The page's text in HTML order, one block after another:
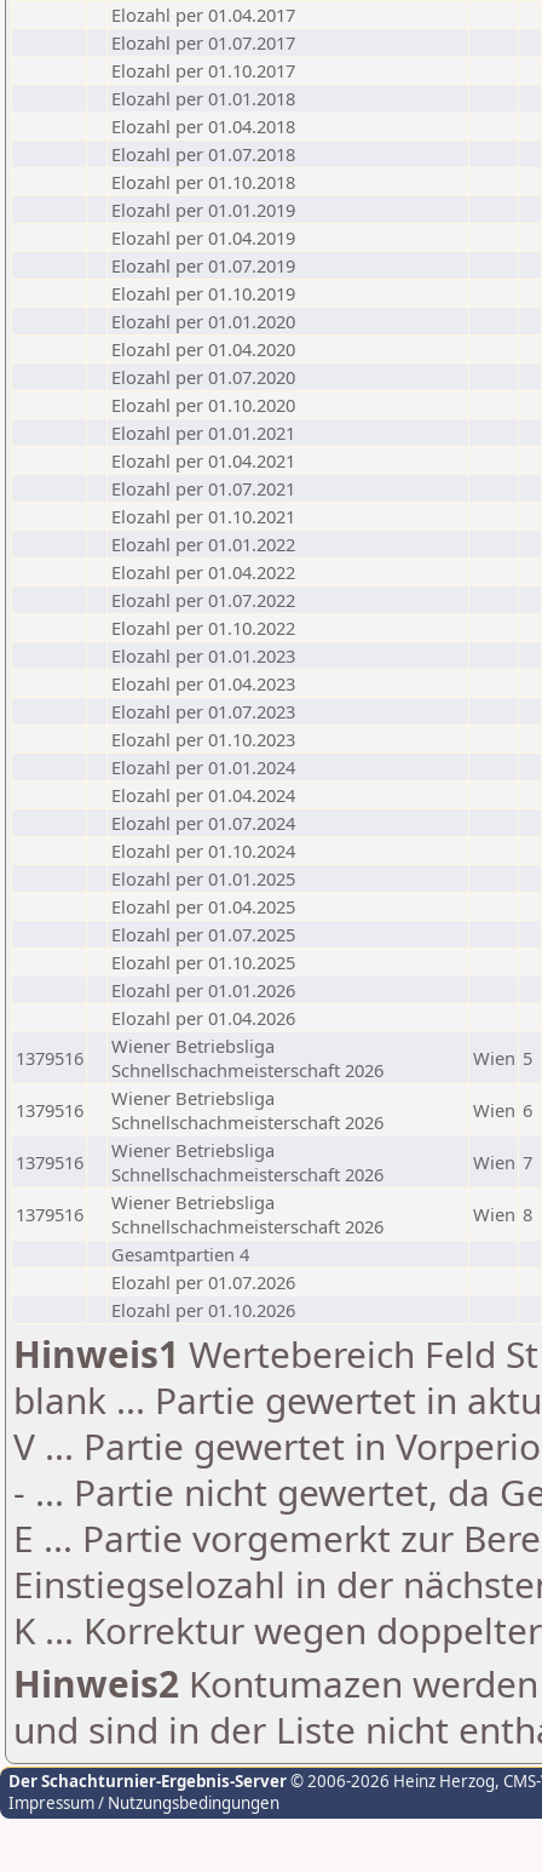
Elozahl per 01.04.2017
Elozahl per 01.07.2017
Elozahl per 01.10.2017
Elozahl per 01.01.2018
Elozahl per 01.04.2018
Elozahl per 01.07.2018
Elozahl per 01.10.2018
Elozahl per 01.01.2019
Elozahl per 01.04.2019
Elozahl per 01.07.2019
Elozahl per 01.10.2019
Elozahl per 01.01.2020
Elozahl per 01.04.2020
Elozahl per 01.07.2020
Elozahl per 01.10.2020
Elozahl per 01.01.2021
Elozahl per 01.04.2021
Elozahl per 01.07.2021
Elozahl per 01.10.2021
Elozahl per 01.01.2022
Elozahl per 01.04.2022
Elozahl per 01.07.2022
Elozahl per 01.10.2022
Elozahl per 01.01.2023
Elozahl per 01.04.2023
Elozahl per 01.07.2023
Elozahl per 01.10.2023
Elozahl per 01.01.2024
Elozahl per 01.04.2024
Elozahl per 01.07.2024
Elozahl per 01.10.2024
Elozahl per 01.01.2025
Elozahl per 01.04.2025
Elozahl per 01.07.2025
Elozahl per 01.10.2025
Elozahl per 01.01.2026
Elozahl per 01.04.2026
1379516
Wiener Betriebsliga
Schnellschachmeisterschaft 2026
Wien 5
1379516
Wiener Betriebsliga
Schnellschachmeisterschaft 2026
Wien 6
1379516
Wiener Betriebsliga
Schnellschachmeisterschaft 2026
Wien 7
1379516
Wiener Betriebsliga
Schnellschachmeisterschaft 2026
Wien 8
Gesamtpartien 4
Elozahl per 01.07.2026
Elozahl per 01.10.2026
Hinweis1 Wertebereich Feld
blank ... Partie gewertet in
V ... Partie gewertet in
- ... Partie nicht gewertet, da
E ... Partie vorgemerkt zur
Einstiegselozahl in der
K ... Korrektur wegen
Hinweis2 Kontumazen
und sind in der Liste nicht
Der Schachturnier-Ergebnis-Server© 2006-2026 Heinz Herzog,
Impressum / Nutzungsbedingungen